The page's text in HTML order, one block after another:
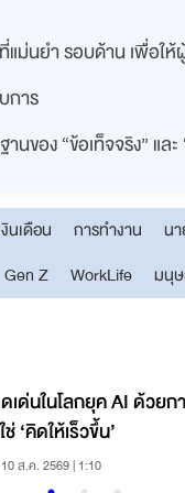
ม่นยำ รอบด้าน เพื่อให้
การ
ของ “ข้อเท็จจริง” และ
นเดือน การทำงาน น
Gen Z WorkLife
มนุ
เด่นในโลกยุค AI ด้วยก
ช่ ‘คิดให้เร็วขึ้น’
10 ส.ค. 2569 | 1:10